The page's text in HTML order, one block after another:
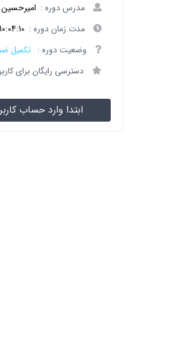
مدرس دوره : امیرحسین
مدت زمان دوره : 10:04:10
وضعیت دوره : تکمیل
دسترسی رایگان برای
ابتدا وارد حساب